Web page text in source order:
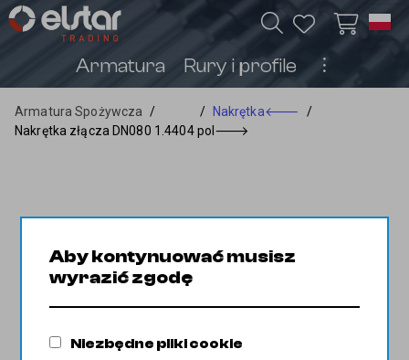
Armatura Rury i profile ︙
Armatura Spożywcza / / Nakrętka🡐
/
Nakrętka złącza DN080 1.4404 pol 🡒
Aby kontynuować musisz
wyrazić zgodę
Niezbędne pliki cookie